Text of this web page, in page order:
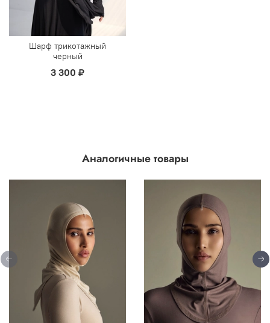
Шарф трикотажный
черный
3 300 ₽
Аналогичные товары